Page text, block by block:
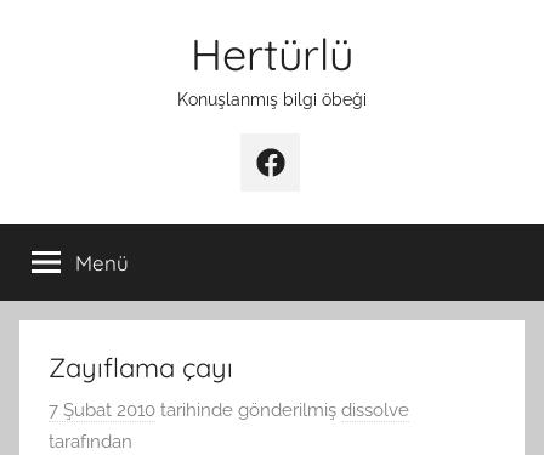
Hertürlü
Konuşlanmış bilgi öbeği
Facebook
Menü
Zayıflama çayı
7 Şubat 2010 tarihinde gönderilmiş dissolve
tarafından